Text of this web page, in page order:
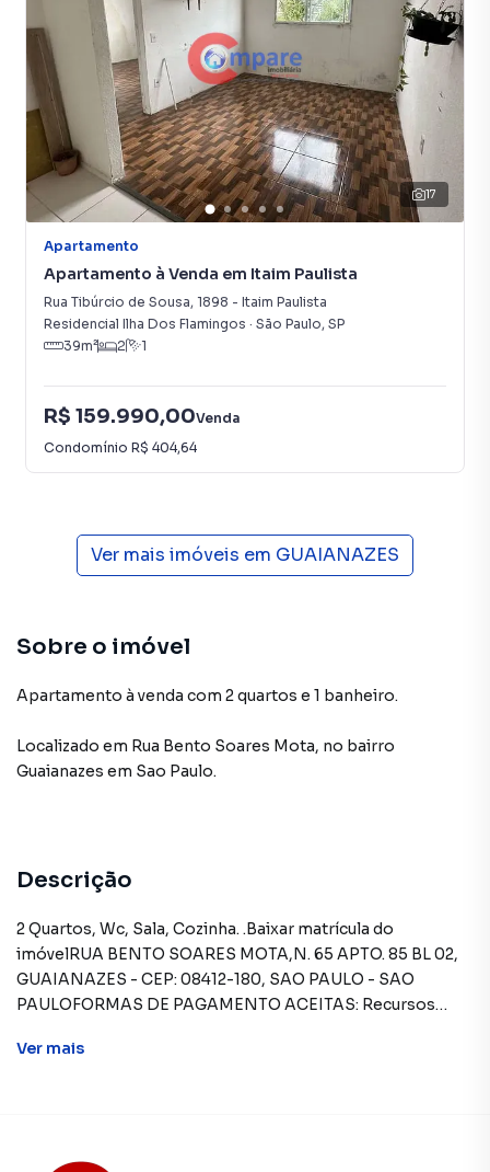
17
Apartamento
Apartamento à Venda em Itaim Paulista
Rua Tibúrcio de Sousa, 1898 - Itaim Paulista
Residencial Ilha Dos Flamingos · São Paulo, SP
39m² 2 1
R$ 159.990,00Venda
Condomínio R$ 404,64
Ver mais imóveis em GUAIANAZES
Sobre o imóvel
Apartamento à venda com 2 quartos e 1 banheiro.
Localizado em Rua Bento Soares Mota, no bairro
Guaianazes em Sao Paulo.
Descrição
2 Quartos, Wc, Sala, Cozinha. .Baixar matrícula do
imóvelRUA BENTO SOARES MOTA,N. 65 APTO. 85 BL 02,
GUAIANAZES - CEP: 08412-180, SAO PAULO - SAO
PAULOFORMAS DE PAGAMENTO ACEITAS: Recursos
e enquadramento. Permite financiamento - somente
Ver mais